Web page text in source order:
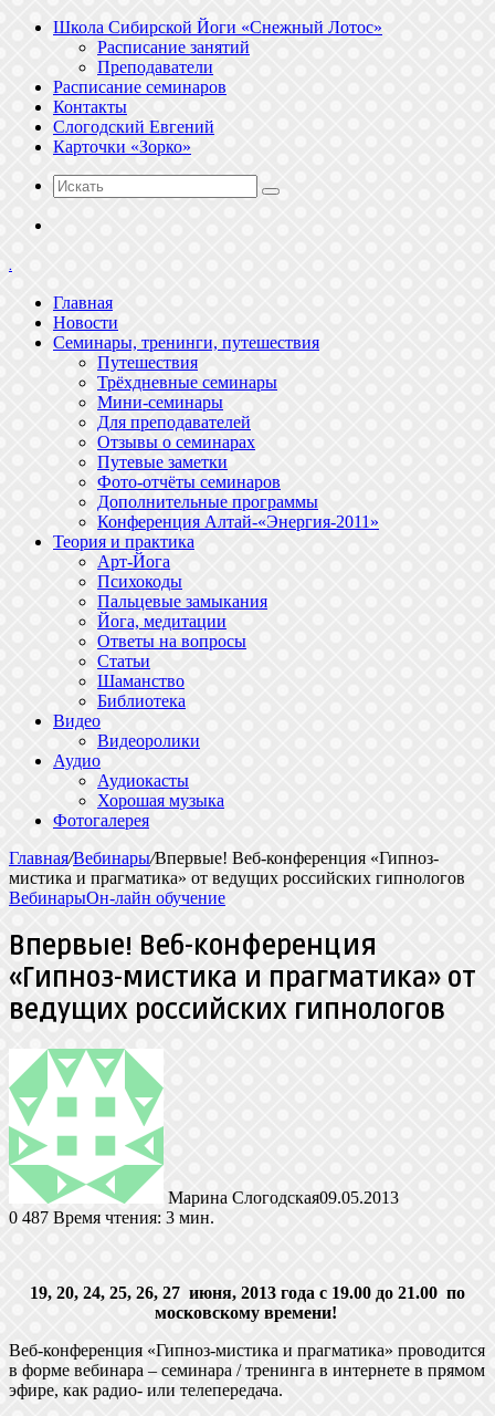
Школа Сибирской Йоги «Снежный Лотос»
Расписание занятий
Преподаватели
Расписание семинаров
Контакты
Слогодский Евгений
Карточки «Зорко»
Искать
.
Главная
Новости
Семинары, тренинги, путешествия
Путешествия
Трёхдневные семинары
Мини-семинары
Для преподавателей
Отзывы о семинарах
Путевые заметки
Фото-отчёты семинаров
Дополнительные программы
Конференция Алтай-«Энергия-2011»
Теория и практика
Арт-Йога
Психокоды
Пальцевые замыкания
Йога, медитации
Ответы на вопросы
Статьи
Шаманство
Библиотека
Видео
Видеоролики
Аудио
Аудиокасты
Хорошая музыка
Фотогалерея
Главная/Вебинары/Впервые! Веб-конференция «Гипноз-
мистика и прагматика» от ведущих российских гипнологов
ВебинарыОн-лайн обучение
Впервые! Веб-конференция
«Гипноз-мистика и прагматика» от
ведущих российских гипнологов
Марина Слогодская09.05.2013
0 487 Время чтения: 3 мин.
19, 20, 24, 25, 26, 27 июня, 2013 года с 19.00 до 21.00 по
московскому времени!
Веб-конференция «Гипноз-мистика и прагматика» проводится
в форме вебинара – семинара / тренинга в интернете в прямом
эфире, как радио- или телепередача.